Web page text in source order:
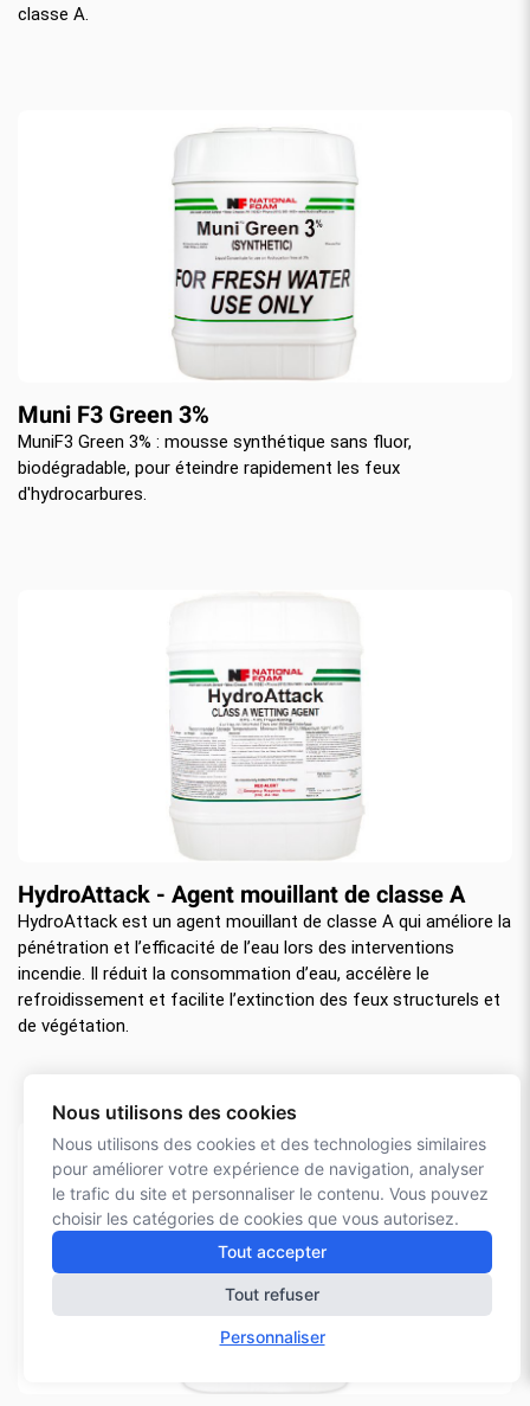
classe A.
Muni F3 Green 3%
MuniF3 Green 3% : mousse synthétique sans fluor,
biodégradable, pour éteindre rapidement les feux
d'hydrocarbures.
HydroAttack - Agent mouillant de classe A
HydroAttack est un agent mouillant de classe A qui améliore la
pénétration et l’efficacité de l’eau lors des interventions
incendie. Il réduit la consommation d’eau, accélère le
refroidissement et facilite l’extinction des feux structurels et
de végétation.
Nous utilisons des cookies
Nous utilisons des cookies et des technologies similaires
pour améliorer votre expérience de navigation, analyser
le trafic du site et personnaliser le contenu. Vous pouvez
choisir les catégories de cookies que vous autorisez.
Tout accepter
Tout refuser
Personnaliser